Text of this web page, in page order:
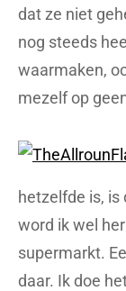
dat ze niet
nog steeds
waarmaken,
mezelf op
hetzelfde is, is
word ik wel
supermarkt.
daar. Ik doe